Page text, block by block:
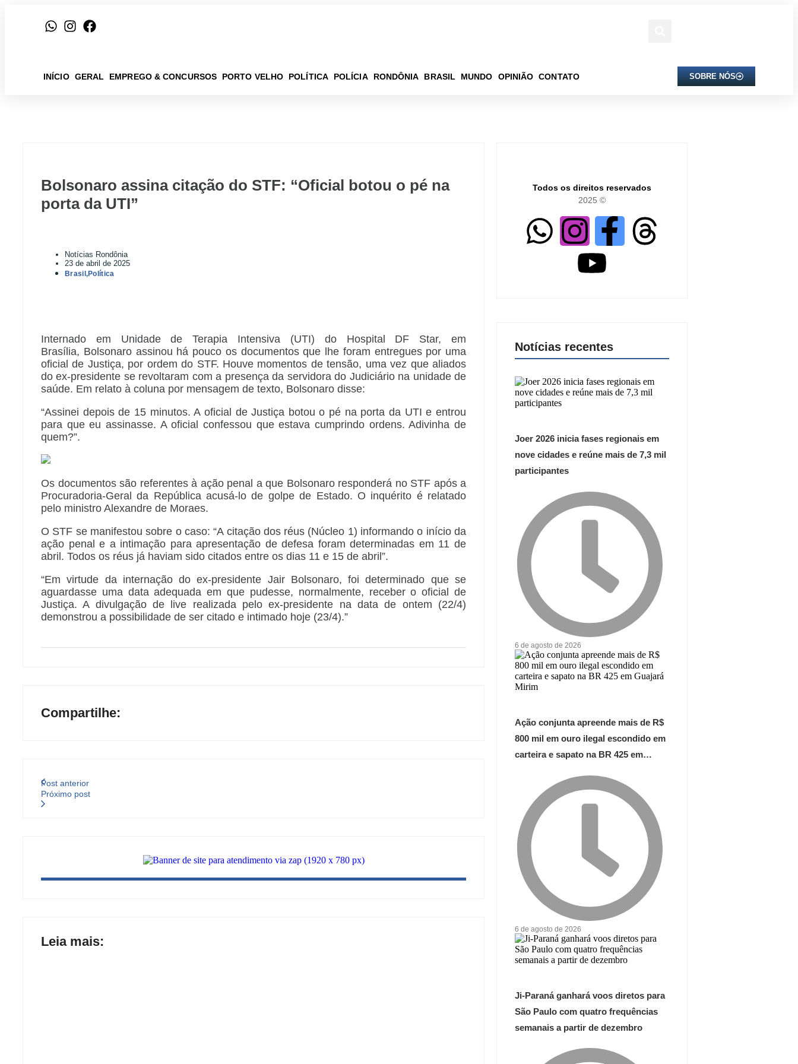
INÍCIO GERAL EMPREGO & CONCURSOS PORTO VELHO POLÍTICA POLÍCIA RONDÔNIA BRASIL MUNDO OPINIÃO CONTATO SOBRE NÓS
Bolsonaro assina citação do STF: “Oficial botou o pé na
porta da UTI”
Notícias Rondônia
23 de abril de 2025
Brasil ,Política
Internado em Unidade de Terapia Intensiva (UTI) do Hospital DF Star, em
Brasília, Bolsonaro assinou há pouco os documentos que lhe foram entregues por uma
oficial de Justiça, por ordem do STF. Houve momentos de tensão, uma vez que aliados
do ex-presidente se revoltaram com a presença da servidora do Judiciário na unidade de
saúde. Em relato à coluna por mensagem de texto, Bolsonaro disse:
“Assinei depois de 15 minutos. A oficial de Justiça botou o pé na porta da UTI e entrou
para que eu assinasse. A oficial confessou que estava cumprindo ordens. Adivinha de
quem?”.
Os documentos são referentes à ação penal a que Bolsonaro responderá no STF após a
Procuradoria-Geral da República acusá-lo de golpe de Estado. O inquérito é relatado
pelo ministro Alexandre de Moraes.
O STF se manifestou sobre o caso: “A citação dos réus (Núcleo 1) informando o início da
ação penal e a intimação para apresentação de defesa foram determinadas em 11 de
abril. Todos os réus já haviam sido citados entre os dias 11 e 15 de abril”.
“Em virtude da internação do ex-presidente Jair Bolsonaro, foi determinado que se
aguardasse uma data adequada em que pudesse, normalmente, receber o oficial de
Justiça. A divulgação de live realizada pelo ex-presidente na data de ontem (22/4)
demonstrou a possibilidade de ser citado e intimado hoje (23/4).”
Compartilhe:
Post anterior
Próximo post
Leia mais:
Todos os direitos reservados
2025 ©
Notícias recentes
Joer 2026 inicia fases regionais em
nove cidades e reúne mais de 7,3 mil
participantes
6 de agosto de 2026
Ação conjunta apreende mais de R$
800 mil em ouro ilegal escondido em
carteira e sapato na BR 425 em…
6 de agosto de 2026
Ji-Paraná ganhará voos diretos para
São Paulo com quatro frequências
semanais a partir de dezembro